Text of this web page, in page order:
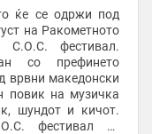
ќе се одржи под
на Ракометното
С.О.С. фестивал.
со префинето
врвни македонски
повик на музичка
шундот и кичот.
фестивал се